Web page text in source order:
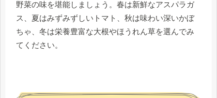
野菜の味を堪能しましょう。春は新鮮なアスパラガ
ス、夏はみずみずしいトマト、秋は味わい深いかぼ
ちゃ、冬は栄養豊富な大根やほうれん草を選んでみ
てください。